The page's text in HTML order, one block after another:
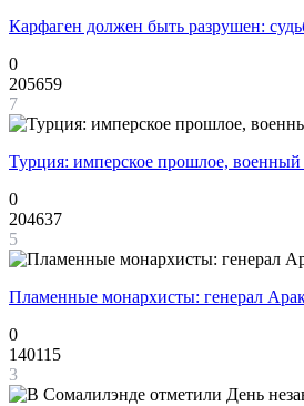
Карфаген должен быть разрушен:
0
205659
7
Турция: имперское прошлое,
0
204637
5
Пламенные монархисты: генерал
0
140115
3